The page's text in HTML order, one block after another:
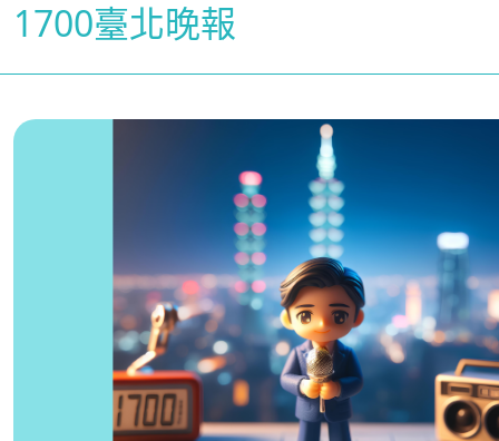
1700臺北晚報